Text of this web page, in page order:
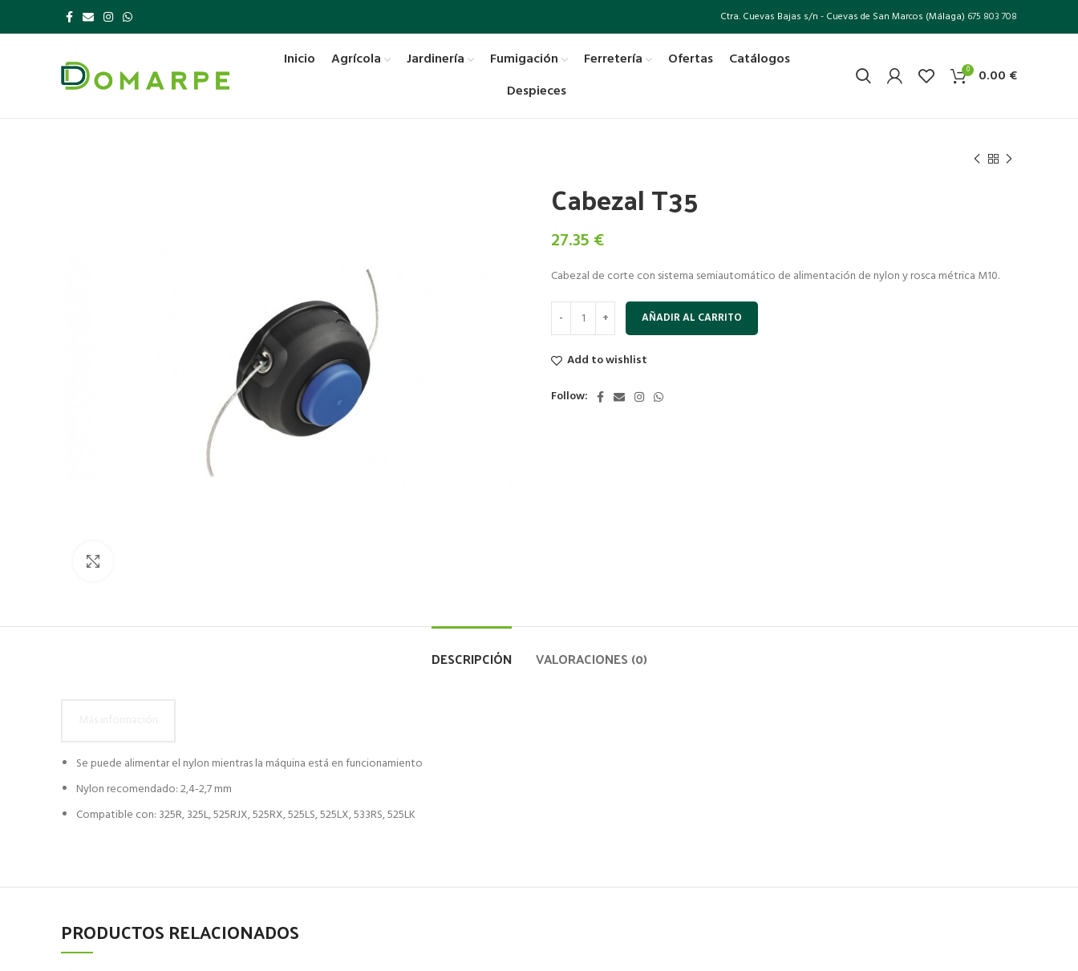
Ctra. Cuevas Bajas s/n - Cuevas de San Marcos (Málaga) 675 803 708
Inicio Agrícola Jardinería Fumigación Ferretería Ofertas
Catálogos
Despieces
0 0.00 €
Cabezal T35
27.35 €
Cabezal de corte con sistema semiautomático de alimentación de nylon y rosca métrica M10.
AÑADIR AL CARRITO
Add to wishlist
Follow:
DESCRIPCIÓN VALORACIONES (0)
Se puede alimentar el nylon mientras la máquina está en funcionamiento
Nylon recomendado: 2,4-2,7 mm
Compatible con: 325R, 325L, 525RJX, 525RX, 525LS, 525LX, 533RS, 525LK
PRODUCTOS RELACIONADOS